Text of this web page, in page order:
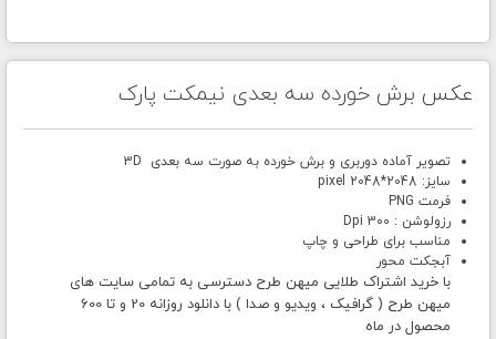
عکس برش خورده سه بعدی نیمکت پارک
تصویر آماده دوربری و برش خورده به صورت سه بعدی 3D
سایز: 2048*2048 pixel
فرمت PNG
رزولوشن : 300 Dpi
مناسب برای طراحی و چاپ
آبجکت محور
با خرید اشتراک طلایی میهن طرح دسترسی به تمامی سایت های
میهن طرح ( گرافیک ، ویدیو و صدا ) با دانلود روزانه 20 و تا 600
محصول در ماه